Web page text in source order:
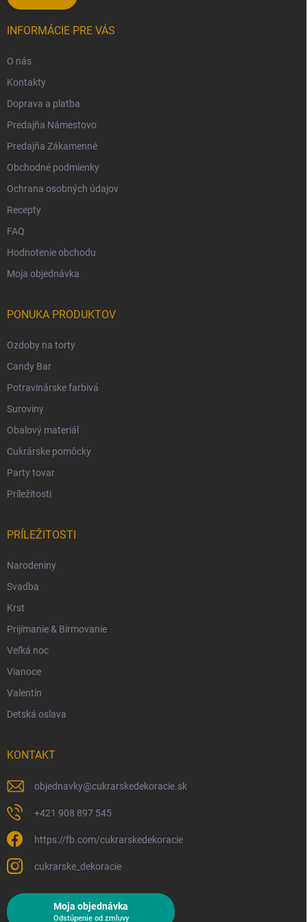
INFORMÁCIE PRE VÁS
O nás
Kontakty
Doprava a platba
Predajňa Námestovo
Predajňa Zákamenné
Obchodné podmienky
Ochrana osobných údajov
Recepty
FAQ
Hodnotenie obchodu
Moja objednávka
PONUKA PRODUKTOV
Ozdoby na torty
Candy Bar
Potravinárske farbivá
Suroviny
Obalový materiál
Cukrárske pomôcky
Party tovar
Príležitosti
PRÍLEŽITOSTI
Narodeniny
Svadba
Krst
Prijímanie & Birmovanie
Veľká noc
Vianoce
Valentín
Detská oslava
KONTAKT
objednavky@cukrarskedekoracie.sk
+421 908 897 545
https://fb.com/cukrarskedekoracie
cukrarske_dekoracie
Moja objednávka
Odstúpenie od zmluvy